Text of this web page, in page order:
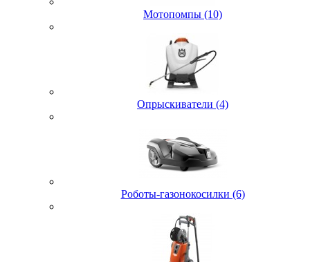
Мотопомпы (10)
Опрыскиватели (4)
Роботы-газонокосилки (6)